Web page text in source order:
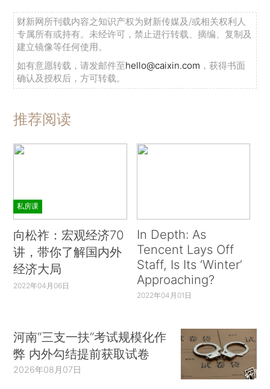
财新网所刊载内容之知识产权为财新传媒及/或相关权利人
专属所有或持有。未经许可，禁止进行转载、摘编、复制及
建立镜像等任何使用。
如有意愿转载，请发邮件至hello@caixin.com ，获得书面
确认及授权后，方可转载。
推荐阅读
私房课
向松祚：宏观经济70
讲，带你了解国内外
经济大局
2022年04月06日
In Depth: As
Tencent Lays Off
Staff, Is Its ‘Winter’
Approaching?
2022年04月01日
河南“三支一扶”考试规模化作
弊 内外勾结提前获取试卷
2026年08月07日